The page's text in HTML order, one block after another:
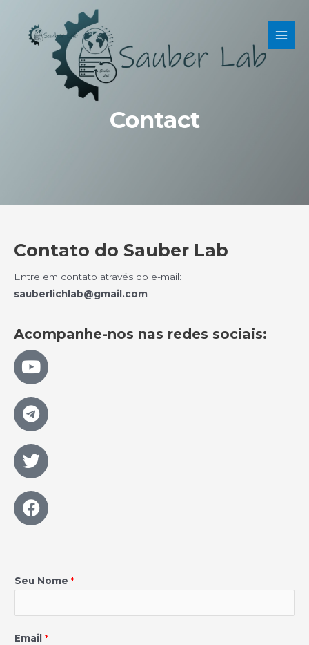
content
Contact
Contato do Sauber Lab
Entre em contato através do e-mail:
sauberlichlab@gmail.com
Acompanhe-nos nas redes sociais:
Seu Nome *
Email *